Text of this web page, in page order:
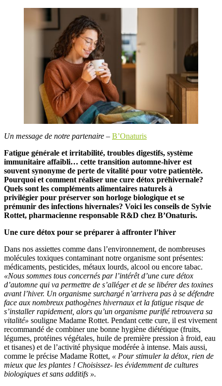
Un message de notre partenaire – B’Onaturis
Fatigue générale et irritabilité, troubles digestifs, système
immunitaire affaibli… cette transition automne-hiver est
souvent synonyme de perte de vitalité pour votre patientèle.
Pourquoi et comment réaliser une cure détox préhivernale?
Quels sont les compléments alimentaires naturels à
privilégier pour préserver son horloge biologique et se
prémunir des infections hivernales? Voici les conseils de Sylvie
Rottet, pharmacienne responsable R&D chez B’Onaturis.
Une cure détox pour se préparer à affronter l’hiver
Dans nos assiettes comme dans l’environnement, de nombreuses
molécules toxiques contaminant notre organisme sont présentes:
médicaments, pesticides, métaux lourds, alcool ou encore tabac.
«Nous sommes tous concernés par l’intérêt d’une cure détox
d’automne qui va permettre de s’alléger et de se libérer des toxines
avant l’hiver. Un organisme surchargé n’arrivera pas à se défendre
face aux nombreux pathogènes hivernaux et la fatigue risque de
s’installer rapidement, alors qu’un organisme purifié retrouvera sa
vitalité» souligne Madame Rottet. Pendant cette cure, il est vivement
recommandé de combiner une bonne hygiène diététique (fruits,
légumes, protéines végétales, huile de première pression à froid, eau
et tisanes) et de l’activité physique modérée à intense. Mais aussi,
comme le précise Madame Rottet, « Pour stimuler la détox, rien de
mieux que les plantes ! Choisissez- les évidemment de cultures
biologiques et sans additifs ».